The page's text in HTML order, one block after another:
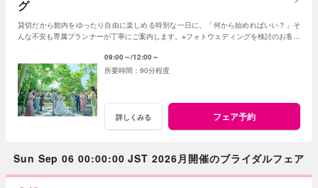
グ
貸切だから館内をゆったり自由に楽しめる特別な一日に。「何から始めればいい？」そ
んな不安も専属プランナーが丁寧にご案内します。※フォトウェディングを検討のお客様
09:00～ 12:00～
90分程度
詳しくみる フェア予約
Sun Sep 06 00:00:00 JST 2026月開催のブライダルフェア